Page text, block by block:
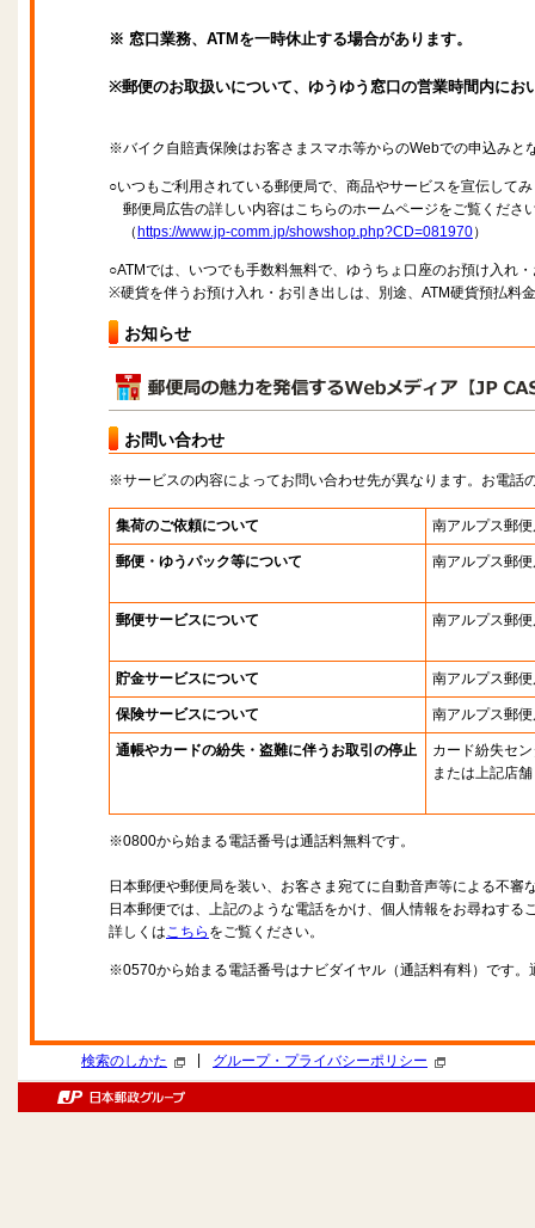
※ 窓口業務、ATMを一時休止する場合があります。
※郵便のお取扱いについて、ゆうゆう窓口の営業時間内に
※バイク自賠責保険はお客さまスマホ等からのWebでの申込みと
○いつもご利用されている郵便局で、商品やサービスを宣伝して
郵便局広告の詳しい内容はこちらのホームページをご覧くださ
（ https://www.jp-comm.jp/showshop.php?CD=081970）
○ATMでは、いつでも手数料無料で、ゆうちょ口座のお預け入れ
※硬貨を伴うお預け入れ・お引き出しは、別途、ATM硬貨預払料
お知らせ
お問い合わせ
※サービスの内容によってお問い合わせ先が異なります。お電話
集荷のご依頼について 南アルプス郵
郵便・ゆうパック等について 南アルプス郵
郵便サービスについて 南アルプス郵
貯金サービスについて 南アルプス郵
保険サービスについて 南アルプス郵
通帳やカードの紛失・盗難に伴うお取引の停止
カード紛失セ
または上記店舗
※0800から始まる電話番号は通話料無料です。
日本郵便や郵便局を装い、お客さま宛てに自動音声等による不審
日本郵便では、上記のような電話をかけ、個人情報をお尋ねする
詳しくはこちら をご覧ください。
※0570から始まる電話番号はナビダイヤル（通話料有料）です
検索のしかた グループ・プライバシーポリシー